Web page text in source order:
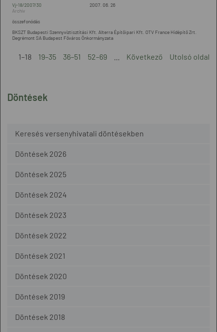
Döntések
Keresés versenyhivatali döntésekben
Döntések 2026
Döntések 2025
Döntések 2024
Döntések 2023
Döntések 2022
Döntések 2021
Döntések 2020
Döntések 2019
Döntések 2018
2007. 06. 26
Vj-18/2007/30
BKSZT Budapesti Szennyvíztisztítási Kft. Alterra Építőipari Kft. OTV France Hídépítő Zrt.
Degrémont SA Budapest Főváros Önkormányzata
összefonódás
1–18 19–35 36–51 52–69 Következő Utolsó oldal